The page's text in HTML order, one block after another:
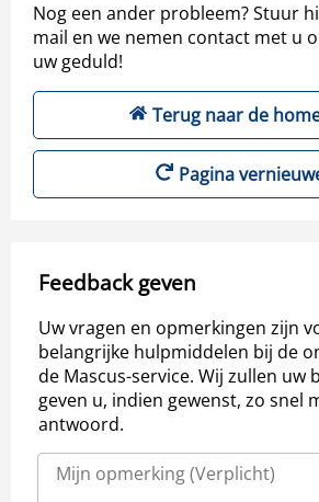
Nog een ander probleem? Stuur
mail en we nemen contact met u
uw geduld!
Terug naar de
Pagina
Feedback geven
Uw vragen en opmerkingen zijn
belangrijke hulpmiddelen bij de
de Mascus-service. Wij zullen uw
geven u, indien gewenst, zo snel
antwoord.